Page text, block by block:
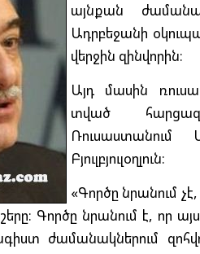
այնքան
Ադրբեջանի
վերջին զինվորին։
Այդ մասին
տված
Ռուսաստանում
Բյուլբյուլօղլուն։
«Գործը նրանում
Գործը նրանում է, որ
ժամանակներում